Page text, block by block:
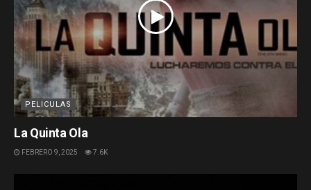
PELICULAS
La Quinta Ola
FEBRERO 9, 2025 7.6K